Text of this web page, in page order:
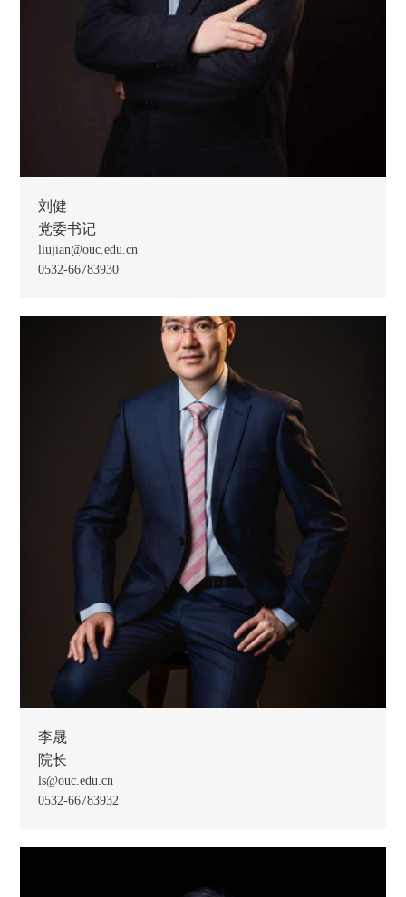
刘健
党委书记
liujian@ouc.edu.cn
0532-66783930
李晟
院长
ls@ouc.edu.cn
0532-66783932